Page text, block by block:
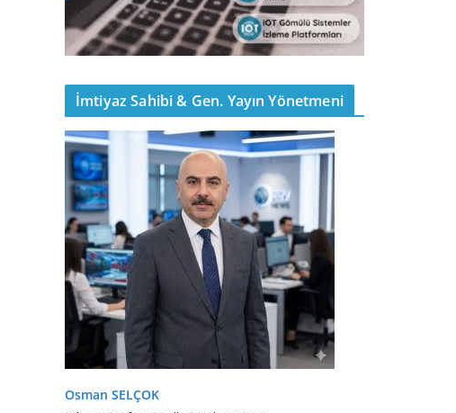
İmtiyaz Sahibi & Gen. Yayın Yönetmeni
Osman SELÇOK